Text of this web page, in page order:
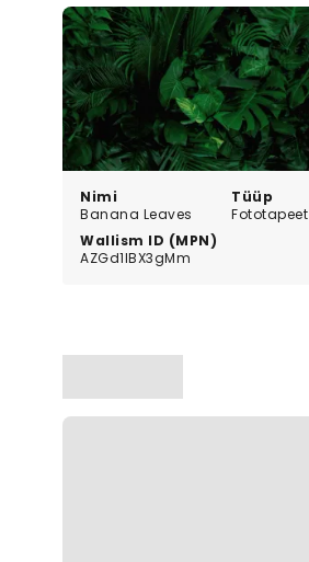
Nimi
Banana Leaves
Tüüp
Fototapeet
Wallism ID (MPN)
AZGd1lBX3gMm